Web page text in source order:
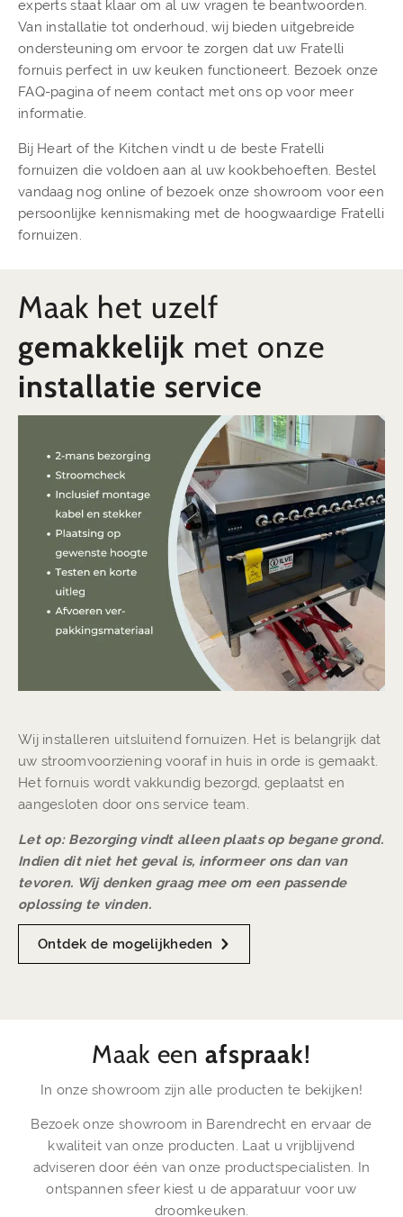
experts staat klaar om al uw vragen te beantwoorden.
Van installatie tot onderhoud, wij bieden uitgebreide
ondersteuning om ervoor te zorgen dat uw Fratelli
fornuis perfect in uw keuken functioneert. Bezoek onze
FAQ-pagina of neem contact met ons op voor meer
informatie.
Bij Heart of the Kitchen vindt u de beste Fratelli
fornuizen die voldoen aan al uw kookbehoeften. Bestel
vandaag nog online of bezoek onze showroom voor een
persoonlijke kennismaking met de hoogwaardige Fratelli
fornuizen.
Maak het uzelf
gemakkelijk met onze
installatie service
Wij installeren uitsluitend fornuizen. Het is belangrijk dat
uw stroomvoorziening vooraf in huis in orde is gemaakt.
Het fornuis wordt vakkundig bezorgd, geplaatst en
aangesloten door ons service team.
Let op: Bezorging vindt alleen plaats op begane grond.
Indien dit niet het geval is, informeer ons dan van
tevoren. Wij denken graag mee om een passende
oplossing te vinden.
Ontdek de mogelijkheden
Maak een afspraak!
In onze showroom zijn alle producten te bekijken!
Bezoek onze showroom in Barendrecht en ervaar de
kwaliteit van onze producten. Laat u vrijblijvend
adviseren door één van onze productspecialisten. In
ontspannen sfeer kiest u de apparatuur voor uw
droomkeuken.